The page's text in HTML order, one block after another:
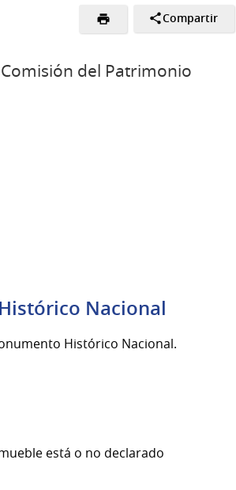
Compartir
del Patrimonio
Nacional
Histórico Nacional.
está o no declarado